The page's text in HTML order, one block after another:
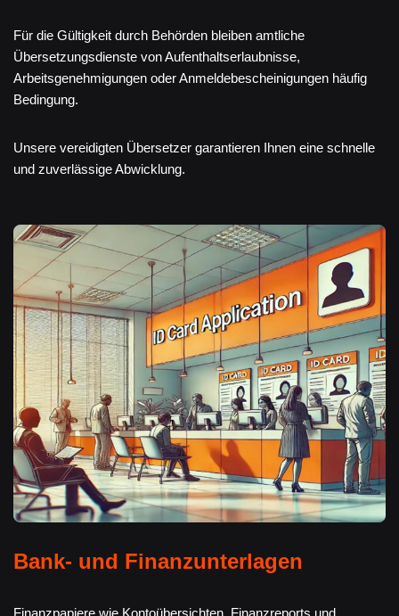
Für die Gültigkeit durch Behörden bleiben amtliche
Übersetzungsdienste von Aufenthaltserlaubnisse,
Arbeitsgenehmigungen oder Anmeldebescheinigungen häufig
Bedingung.
Unsere vereidigten Übersetzer garantieren Ihnen eine schnelle
und zuverlässige Abwicklung.
Bank- und Finanzunterlagen